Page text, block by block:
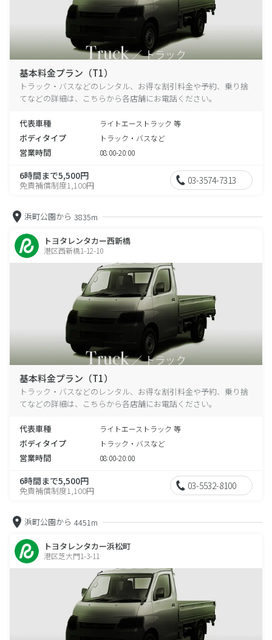
基本料金プラン（T1）
トラック・バスなどのレンタル、お得な割引料金や予約、乗り捨
てなどの詳細は、こちらから各店舗にお電話ください。
代表車種 ライトエーストラック 等
ボディタイプ トラック・バスなど
営業時間 08:00-20:00
6時間まで5,500円
免責補償制度1,100円 03-3574-7313
浜町公園から 3835m
トヨタレンタカー西新橋
港区西新橋1-12-10
基本料金プラン（T1）
トラック・バスなどのレンタル、お得な割引料金や予約、乗り捨
てなどの詳細は、こちらから各店舗にお電話ください。
代表車種 ライトエーストラック 等
ボディタイプ トラック・バスなど
営業時間 08:00-20:00
6時間まで5,500円
免責補償制度1,100円 03-5532-8100
浜町公園から 4451m
トヨタレンタカー浜松町
港区芝大門1-3-11